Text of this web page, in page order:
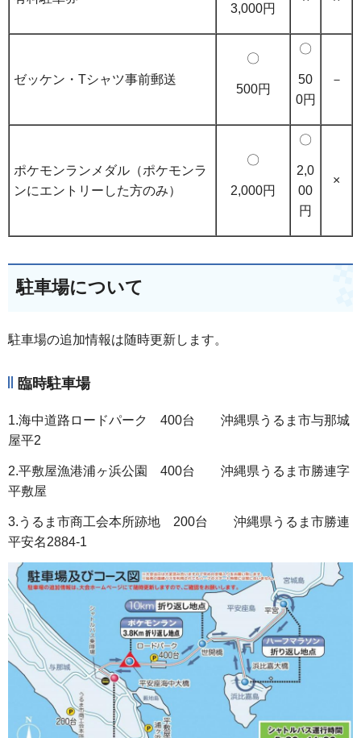
3,000円
ゼッケン・Tシャツ事前郵送
〇
500円
〇
50
0円
－
ポケモンランメダル（ポケモンラ
ンにエントリーした方のみ）
〇
2,000円
〇
2,0
00
円
×
駐車場について
駐車場の追加情報は随時更新します。
臨時駐車場
1.海中道路ロードパーク 400台 沖縄県うるま市与那城
屋平2
2.平敷屋漁港浦ヶ浜公園 400台 沖縄県うるま市勝連字
平敷屋
3.うるま市商工会本所跡地 200台 沖縄県うるま市勝連
平安名2884-1